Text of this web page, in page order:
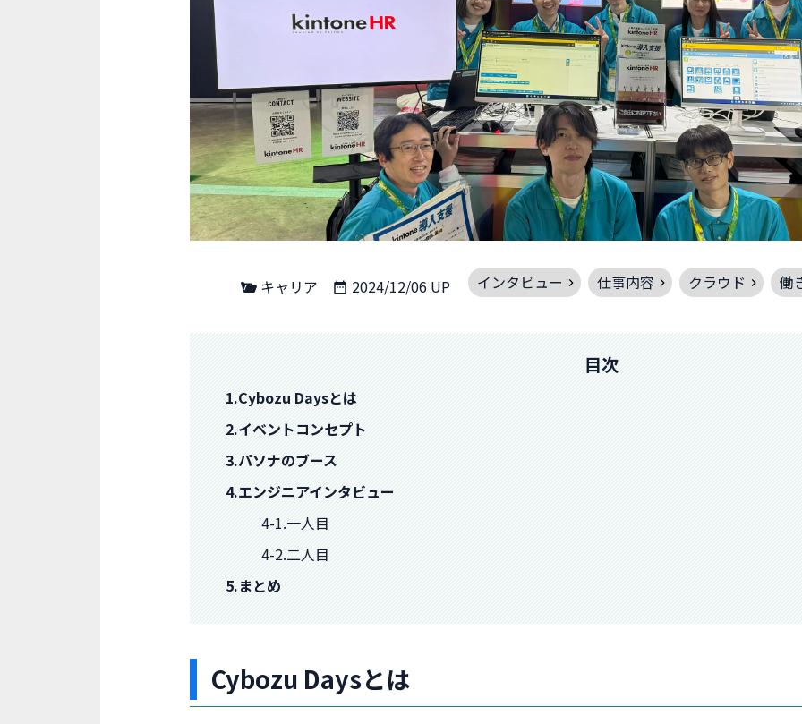
キャリア 2024/12/06 UP インタビュー 仕事内容 クラウド 働
目次
1.Cybozu Daysとは
2.イベントコンセプト
3.パソナのブース
4.エンジニアインタビュー
4-1.一人目
4-2.二人目
5.まとめ
Cybozu Daysとは